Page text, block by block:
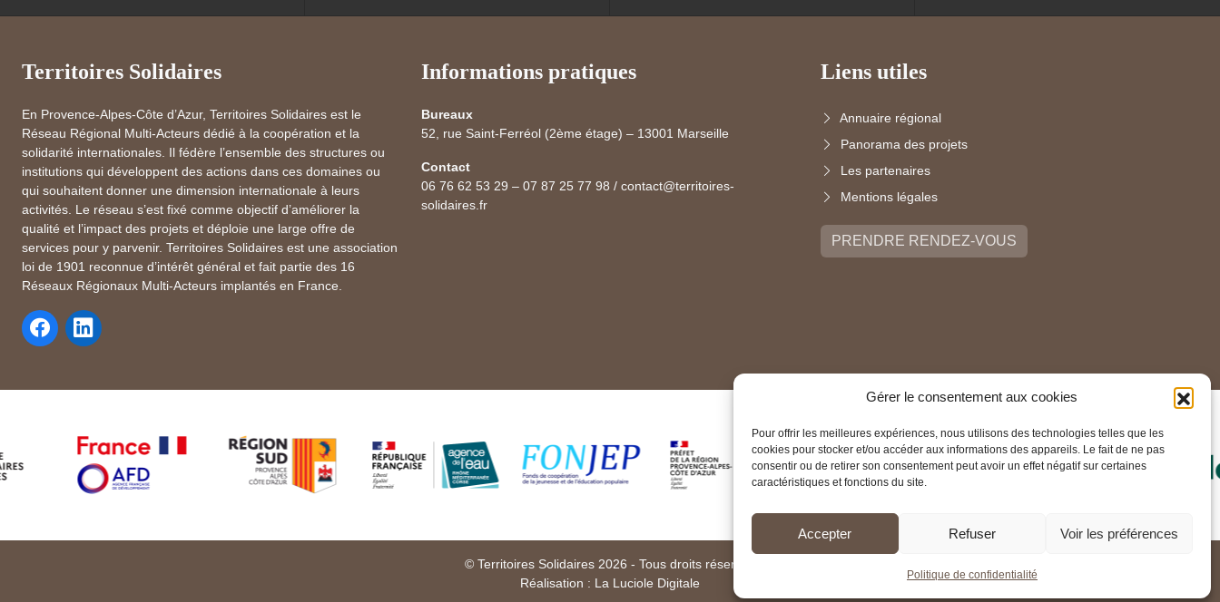
Gérer le consentement aux cookies
Pour offrir les meilleures expériences, nous utilisons des technologies telles que les
cookies pour stocker et/ou accéder aux informations des appareils. Le fait de ne pas
consentir ou de retirer son consentement peut avoir un effet négatif sur certaines
caractéristiques et fonctions du site.
Accepter Refuser Voir les préférences
Politique de confidentialité
Territoires Solidaires
En Provence-Alpes-Côte d’Azur, Territoires Solidaires est le
Réseau Régional Multi-Acteurs dédié à la coopération et la
solidarité internationales. Il fédère l’ensemble des structures ou
institutions qui développent des actions dans ces domaines ou
qui souhaitent donner une dimension internationale à leurs
activités. Le réseau s’est fixé comme objectif d’améliorer la
qualité et l’impact des projets et déploie une large offre de
services pour y parvenir. Territoires Solidaires est une association
loi de 1901 reconnue d’intérêt général et fait partie des 16
Réseaux Régionaux Multi-Acteurs implantés en France.
Informations pratiques
Bureaux
52, rue Saint-Ferréol (2ème étage) – 13001 Marseille
Contact
06 76 62 53 29 – 07 87 25 77 98 / contact@territoires-
solidaires.fr
Liens utiles
Annuaire régional
Panorama des projets
Les partenaires
Mentions légales
PRENDRE RENDEZ-VOUS
© Territoires Solidaires 2026 - Tous droits réservés
Réalisation : La Luciole Digitale